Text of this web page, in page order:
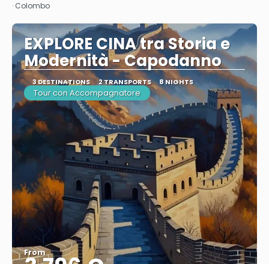
· Colombo
EXPLORE CINA tra Storia e
Modernità - Capodanno
3 DESTINATIONS 2 TRANSPORTS 8 NIGHTS
Tour con Accompagnatore
From